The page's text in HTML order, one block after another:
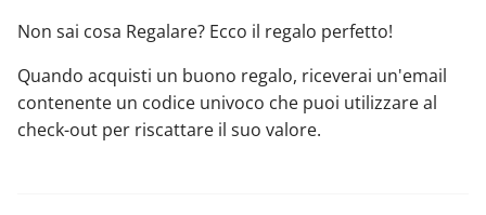
Non sai cosa Regalare? Ecco il regalo perfetto!
Quando acquisti un buono regalo, riceverai un'email
contenente un codice univoco che puoi utilizzare al
check-out per riscattare il suo valore.